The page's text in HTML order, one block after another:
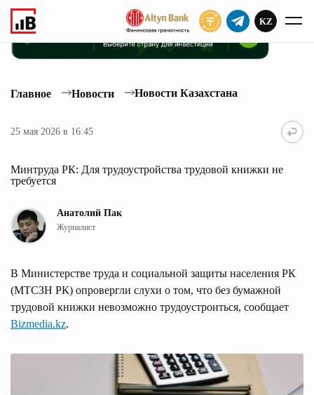
KZ
Главное Новости Новости Казахстана
25 мая 2026 в 16:45
Минтруда РК: Для трудоустройства трудовой книжки не
требуется
Анатолий Пак
Журналист
В Министерстве труда и социальной защиты населения РК
(МТСЗН РК) опровергли слухи о том, что без бумажной
трудовой книжки невозможно трудоустроиться, сообщает
Bizmedia.kz.